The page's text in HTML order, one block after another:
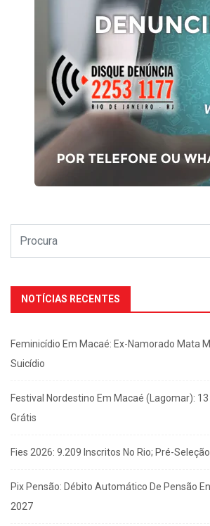
NOTÍCIAS RECENTES
Feminicídio Em Macaé: Ex-Namorado Mata
Suicídio
Festival Nordestino Em Macaé (Lagomar):
Grátis
Fies 2026: 9.209 Inscritos No Rio; Pré-
Pix Pensão: Débito Automático De Pensão
2027